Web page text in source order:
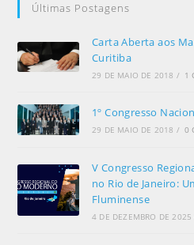
Últimas Postagens
Carta Aberta aos
Curitiba
29 DE MAIO DE 2018 / 1
1º Congresso
29 DE MAIO DE 2018 / 0
V Congresso
no Rio de Janeiro:
Fluminense
4 DE DEZEMBRO DE 2025